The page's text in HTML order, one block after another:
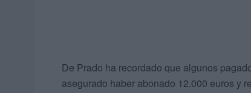
De Prado ha recordado que algunos
asegurado haber abonado 12.000 euros y